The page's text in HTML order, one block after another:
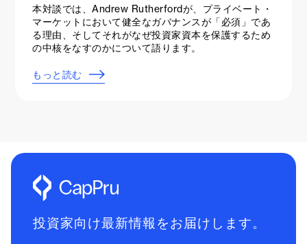
本対談では、Andrew Rutherfordが、プライベート・
マーケットにおいて健全なガバナンスが「必須」であ
る理由、そしてそれがなぜ投資家資本を保護するため
の中核をなすのかについて語ります。
もっと読む
投資家向け最新情報をお届けします。